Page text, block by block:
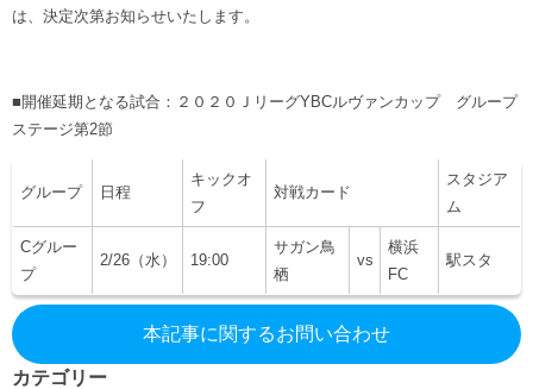
は、決定次第お知らせいたします。
■開催延期となる試合：２０２０ＪリーグYBCルヴァンカップ グループ
ステージ第2節
グループ 日程
キックオ
フ
対戦カード
スタジア
ム
Cグルー
プ
2/26（水） 19:00
サガン鳥
栖
vs
横浜
FC
駅スタ
本記事に関するお問い合わせ
カテゴリー